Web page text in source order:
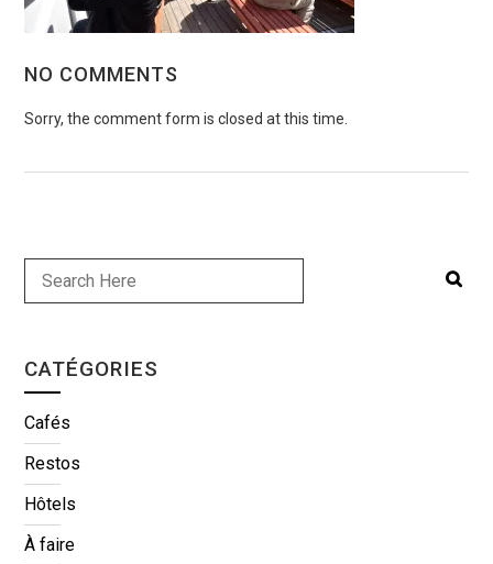
NO COMMENTS
Sorry, the comment form is closed at this time.
CATÉGORIES
Cafés
Restos
Hôtels
À faire